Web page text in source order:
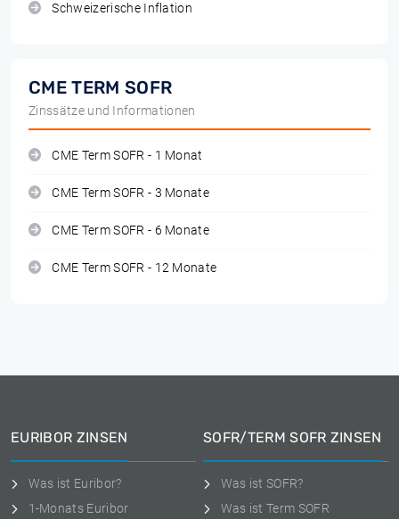
Schweizerische Inflation
CME TERM SOFR
Zinssätze und Informationen
CME Term SOFR - 1 Monat
CME Term SOFR - 3 Monate
CME Term SOFR - 6 Monate
CME Term SOFR - 12 Monate
EURIBOR ZINSEN
Was ist Euribor?
1-Monats Euribor
SOFR/TERM SOFR ZINSEN
Was ist SOFR?
Was ist Term SOFR